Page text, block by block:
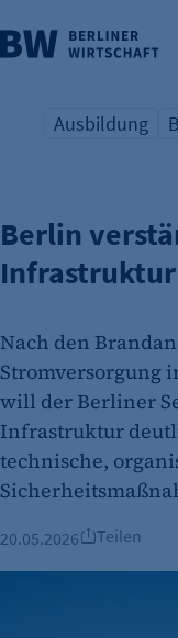
überspringen
Übersicht
Ausbildung
KRITISCHE
Berlin
Infrastruktur
Nach den
Stromversorgung
will der Berliner
Infrastruktur
technische,
20.05.2026 Teilen